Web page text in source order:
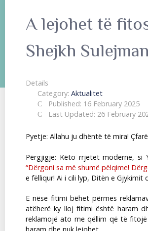
A lejohet të
Shejkh
Details
Category: Aktualitet
Published: 16 February 2025
Last Updated: 26 February
Pyetje: Allahu ju dhëntë të mira!
Përgjigje: Këto rrjetet moderne, si
“Dërgoni sa më shumë pëlqime!
e fëlliqur! Ai i cili lyp, Ditën e
E nëse fitimi bëhet përmes
atëherë ky lloj fitimi është haram
reklamojë ato me qëllim që të